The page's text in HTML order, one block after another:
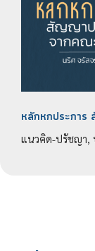
หลักหกประกา
แนวคิด-ปรัชญา,